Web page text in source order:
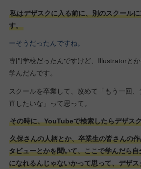
私はデザスクに入る前に、別のスクール
す。
ーそうだったんですね。
専門学校だったんですけど、Illustratorと
学んだんです。
スクールを卒業して、改めて「もう一回
直したいな」って思って。
その時に、YouTubeで検索したらデザス
久保さんの人柄とか、卒業生の皆さんの
タビューとかを聞いて、ここで学んだら
になれるんじゃないかって思って、デザ